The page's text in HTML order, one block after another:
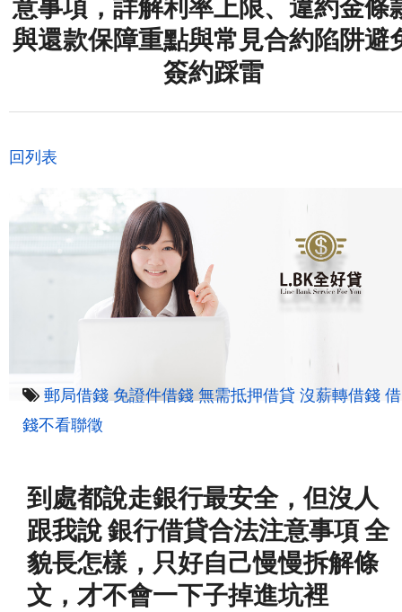
意事項，詳解利率上限、違約金條
與還款保障重點與常見合約陷阱避
簽約踩雷
回列表
郵局借錢 免證件借錢 無需抵押借貸 沒薪轉借錢 借
錢不看聯徵
到處都說走銀行最安全，但沒人
跟我說 銀行借貸合法注意事項 全
貌長怎樣，只好自己慢慢拆解條
文，才不會一下子掉進坑裡